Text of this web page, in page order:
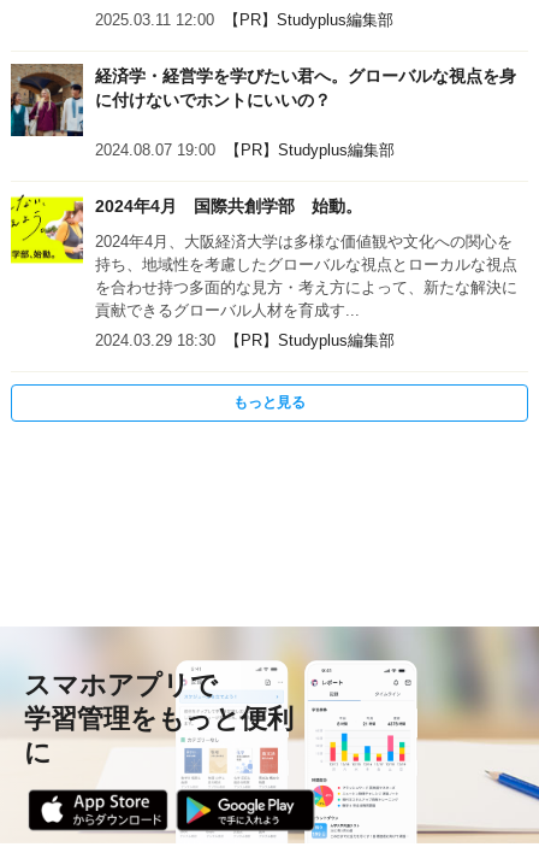
2025.03.11 12:00
【PR】Studyplus編集部
経済学・経営学を学びたい君へ。グローバルな視点を身
に付けないでホントにいいの？
2024.08.07 19:00 【PR】Studyplus編集部
2024年4月 国際共創学部 始動。
2024年4月、大阪経済大学は多様な価値観や文化への関心を
持ち、地域性を考慮したグローバルな視点とローカルな視点
を合わせ持つ多面的な見方・考え方によって、新たな解決に
貢献できるグローバル人材を育成す...
2024.03.29 18:30
【PR】Studyplus編集部
もっと見る
スマホアプリで
学習管理をもっと便利
に